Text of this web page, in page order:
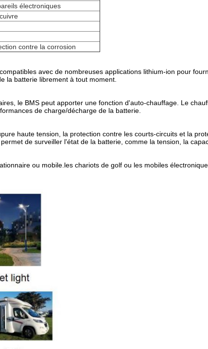
électroniques
contre la corrosion
avec de nombreuses applications lithium-ion pour
la batterie librement à tout moment.
le BMS peut apporter une fonction d'auto-chauffage. Le
de charge/décharge de la batterie.
haute tension, la protection contre les courts-circuits et la
de surveiller l'état de la batterie, comme la tension, la
ou mobile.les chariots de golf ou les mobiles